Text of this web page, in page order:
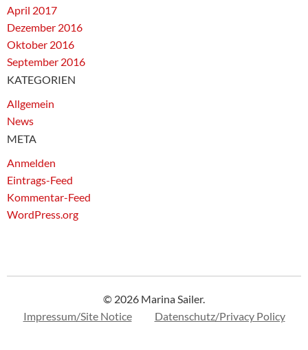
April 2017
Dezember 2016
Oktober 2016
September 2016
KATEGORIEN
Allgemein
News
META
Anmelden
Eintrags-Feed
Kommentar-Feed
WordPress.org
© 2026 Marina Sailer.
Impressum/Site Notice
Datenschutz/Privacy Policy